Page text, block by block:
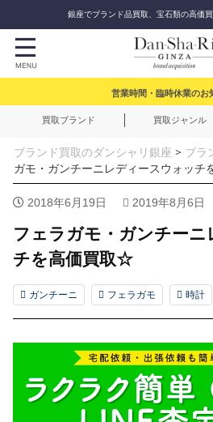
銀座でブランド品買取、宝石類の高価
営業時間・臨時休業のお
買取ブランド 買取ジャンル
ブランド買取のダンシャリ銀座 > ブラ
ガモ・ガンチーニレディースウォッチ
2018年6月19日 2019年8月6日
フェラガモ・ガンチー
チを高価買取☆
ガンチーニ フェラガモ 時計